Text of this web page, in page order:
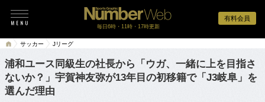
有料会員
毎日6時・11時・17時更新
サッカー Jリーグ
浦和ユース同級生の社長から「ウガ、一緒に上を目指さ
ないか？」宇賀神友弥が13年目の初移籍で「J3岐阜」を
選んだ理由